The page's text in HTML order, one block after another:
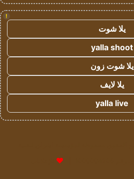
!
يلا شوت
yalla shoot
يلا شوت زون
يلا لايف
yalla live